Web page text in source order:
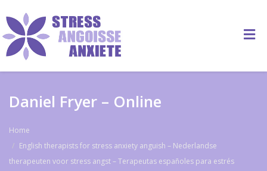
Daniel Fryer – Online
Home
English therapists for stress anxiety anguish – Nederlandse
therapeuten voor stress angst – Terapeutas españoles para estrés